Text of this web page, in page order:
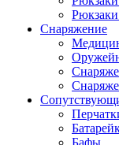
Снаряжение
Бафы